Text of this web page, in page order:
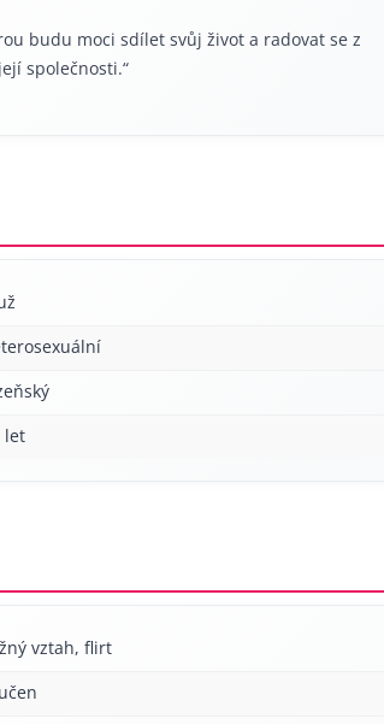
budu moci sdílet svůj život a radovat se z
společnosti.“
let
vztah, flirt